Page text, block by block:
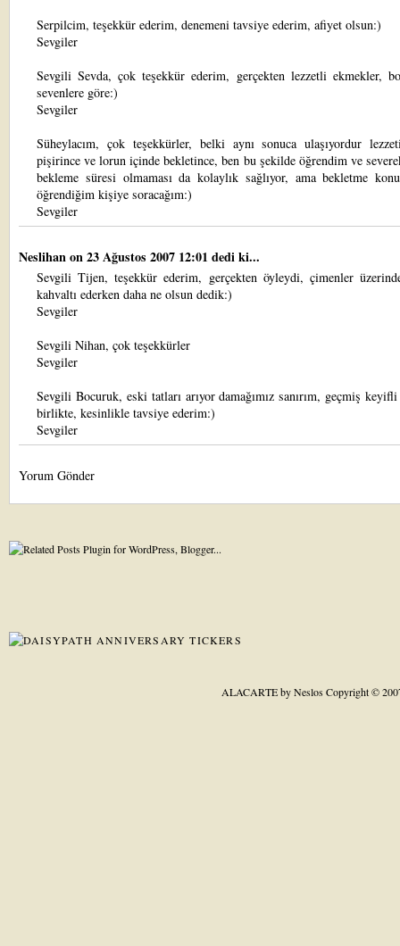
Serpilcim, teşekkür ederim, denemeni tavsiye ederim, afiyet olsun:)
Sevgiler
Sevgili Sevda, çok teşekkür ederim, gerçekten lezzetli ekmekler,
sevenlere göre:)
Sevgiler
Süheylacım, çok teşekkürler, belki aynı sonuca ulaşıyordur
pişirince ve lorun içinde bekletince, ben bu şekilde öğrendim ve
bekleme süresi olmaması da kolaylık sağlıyor, ama bekletme
öğrendiğim kişiye soracağım:)
Sevgiler
Neslihanon 23 Ağustos 2007 12:01 dedi ki...
Sevgili Tijen, teşekkür ederim, gerçekten öyleydi, çimenler
kahvaltı ederken daha ne olsun dedik:)
Sevgiler
Sevgili Nihan, çok teşekkürler
Sevgiler
Sevgili Bocuruk, eski tatları arıyor damağımız sanırım, geçmiş
birlikte, kesinlikle tavsiye ederim:)
Sevgiler
Yorum Gönder
ALACARTE by NeslosCopyright ©